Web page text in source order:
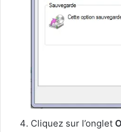
Cliquez sur l’onglet